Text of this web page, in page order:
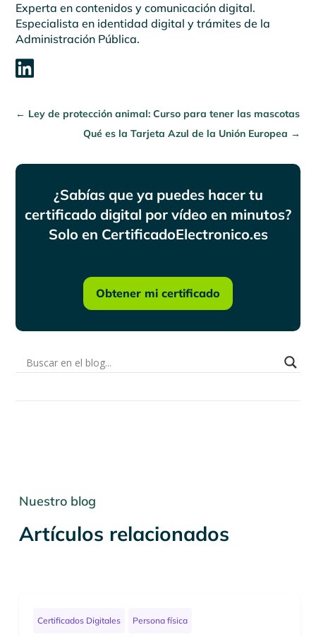
Experta en contenidos y comunicación digital.
Especialista en identidad digital y trámites de la
Administración Pública.

← Ley de protección animal: Curso para tener las mascotas
Qué es la Tarjeta Azul de la Unión Europea →
¿Sabías que ya puedes hacer tu
certificado digital por vídeo en minutos?
Solo en CertificadoElectronico.es
Obtener mi certificado
Nuestro blog
Artículos relacionados
Certificados Digitales Persona física